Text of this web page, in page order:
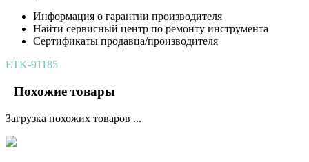
Информация о гарантии производителя
Найти сервисный центр по ремонту инструмента
Сертификаты продавца/производителя
ETK-91185
Похожие товары
Загрузка похожих товаров ...